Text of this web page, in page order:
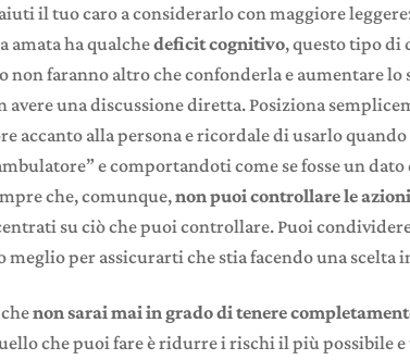
il tuo caro a considerarlo con maggiore
amata ha qualchedeficit cognitivo, questo tipo di
non faranno altro che confonderla e aumentare
avere una discussione diretta. Posiziona
accanto alla persona e ricordale di usarlo
e comportandoti come se fosse un
che, comunque,non puoi controllare le
su ciò che puoi controllare. Puoi
meglio per assicurarti che stia facendo una
non sarai mai in grado di tenere
che puoi fare è ridurre i rischi il più possibile